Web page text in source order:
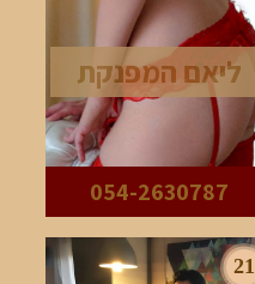
ליאם המפנקת
054-2630787
21